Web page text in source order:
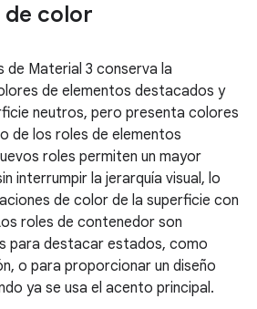
de color
de Material 3 conserva la
de elementos destacados y
neutros, pero presenta colores
de los roles de elementos
roles permiten un mayor
interrumpir la jerarquía visual, lo
de color de la superficie con
roles de contenedor son
para destacar estados, como
o para proporcionar un diseño
ya se usa el acento principal.